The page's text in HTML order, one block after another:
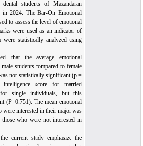
dental students of Mazandaran
in 2024. The Bar-On Emotional
to assess the level of emotional
marks were used as an indicator of
were statistically analyzed using
that the average emotional
male students compared to female
not statistically significant (p =
intelligence score for married
for single individuals, but this
(P=0.751). The mean emotional
were interested in their major was
those who were not interested in
current study emphasize the